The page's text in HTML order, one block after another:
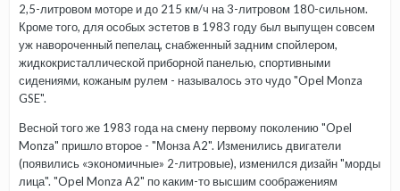
2,5-литровом моторе и до 215 км/ч на 3-литровом 180-сильном.
Кроме того, для особых эстетов в 1983 году был выпущен совсем
уж навороченный пепелац, снабженный задним спойлером,
жидкокристаллической приборной панелью, спортивными
сидениями, кожаным рулем - называлось это чудо "Opel Monza
GSE".
Весной того же 1983 года на смену первому поколению "Opel
Monza" пришло второе - "Монза А2". Изменились двигатели
(появились «экономичные» 2-литровые), изменился дизайн "морды
лица". "Opel Monza А2" по каким-то высшим соображениям